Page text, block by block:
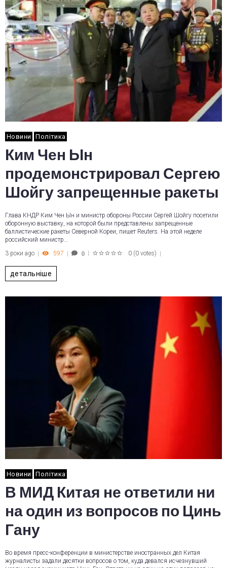
Новини Політика
Ким Чен Ын
продемонстрировал Сергею
Шойгу запрещенные ракеты
Глава КНДР Ким Чен Ын и министр обороны России Сергей Шойгу посетили
оборонную выставку, на которой были представлены запрещенные
баллистические ракеты Северной Кореи, пишет Reuters. На этой неделе
российский министр…
3 роки ago
597 0 0 (0 votes)
детальніше
Новини Політика
В МИД Китая не ответили ни
на один из вопросов по Цинь
Гану
Во время пресс-конференции в министерстве иностранных дел Китая
журналисты задали десятки вопросов о том, куда девался исчезнувший